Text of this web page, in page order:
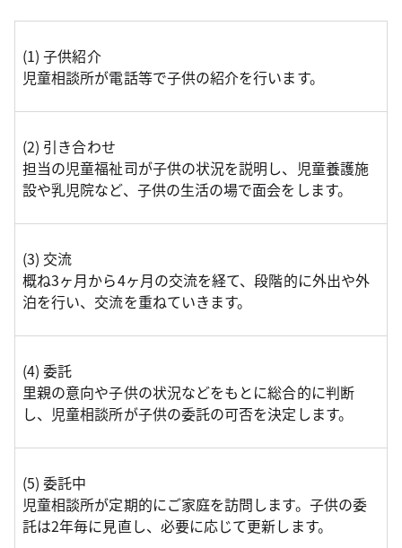
(1) 子供紹介
児童相談所が電話等で子供の紹介を行います。
(2) 引き合わせ
担当の児童福祉司が子供の状況を説明し、児童養護施
設や乳児院など、子供の生活の場で面会をします。
(3) 交流
概ね3ヶ月から4ヶ月の交流を経て、段階的に外出や外
泊を行い、交流を重ねていきます。
(4) 委託
里親の意向や子供の状況などをもとに総合的に判断
し、児童相談所が子供の委託の可否を決定します。
(5) 委託中
児童相談所が定期的にご家庭を訪問します。子供の委
託は2年毎に見直し、必要に応じて更新します。